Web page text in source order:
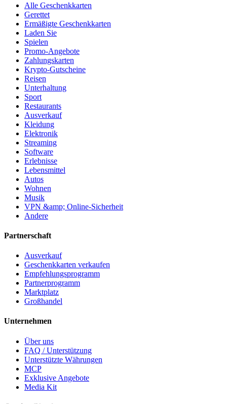
Alle Geschenkkarten
Gerettet
Ermäßigte Geschenkkarten
Laden Sie
Spielen
Promo-Angebote
Zahlungskarten
Krypto-Gutscheine
Reisen
Unterhaltung
Sport
Restaurants
Ausverkauf
Kleidung
Elektronik
Streaming
Software
Erlebnisse
Lebensmittel
Autos
Wohnen
Musik
VPN &amp; Online-Sicherheit
Andere
Partnerschaft
Ausverkauf
Geschenkkarten verkaufen
Empfehlungsprogramm
Partnerprogramm
Marktplatz
Großhandel
Unternehmen
Über uns
FAQ / Unterstützung
Unterstützte Währungen
MCP
Exklusive Angebote
Media Kit